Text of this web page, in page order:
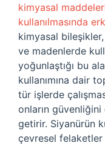
kimyasal
kullanılmasında
kimyasal
ve madenlerde
yoğunlaştığı bu
kullanımına dair
tür işlerde
onların
getirir. Siyanürün
çevresel